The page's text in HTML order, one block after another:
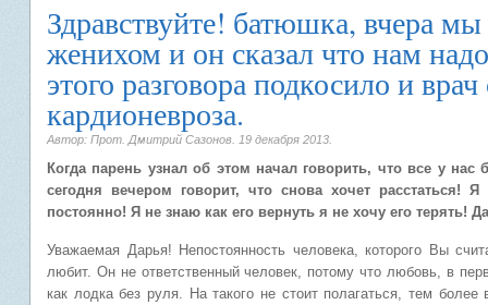
Здравствуйте! батюшка, вчера
женихом и он сказал что нам
этого разговора подкосило и
кардионевроза.
Автор: Прот. Дмитрий Сазонов. 19 декабря 2013
Когда парень узнал об этом начал говорить, что все у
сегодня вечером говорит, что снова хочет
постоянно! Я не знаю как его вернуть я не хочу его терять!
Уважаемая Дарья! Непостоянность человека, которого Вы
любит. Он не ответственный человек, потому что любовь, в
как лодка без руля. На такого не стоит полагаться, тем